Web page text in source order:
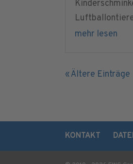
mehr lesen
« Ältere Einträge
KONTAKT